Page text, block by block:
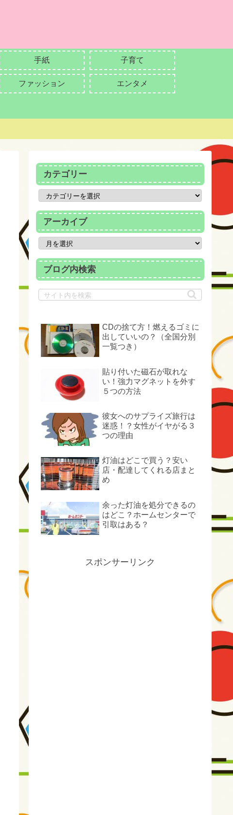
手紙 子育て
ファッション エンタメ
カテゴリー
アーカイブ
ブログ内検索
CDの捨て方！燃えるゴミに
出していいの？（全国分別
一覧つき）
貼り付いた磁石が取れな
い！強力マグネットを外す
５つの方法
彼女へのサプライズ旅行は
迷惑！？女性がイヤがる３
つの理由
灯油はどこで買う？安い
店・配達してくれる店まと
め
余った灯油を処分できるの
はどこ？ホームセンターで
引取はある？
スポンサーリンク